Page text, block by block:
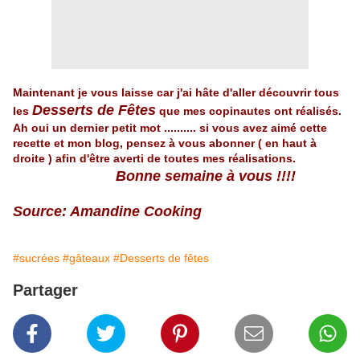
Maintenant je vous laisse car j'ai hâte d'aller découvrir tous
les Desserts de Fêtes que mes copinautes ont réalisés.
Ah oui un dernier petit mot .......... si vous avez aimé cette
recette et mon blog, pensez à vous abonner ( en haut à
droite ) afin d'être averti de toutes mes réalisations.
Bonne semaine à vous !!!!
Source: Amandine Cooking
#sucrées #gâteaux #Desserts de fêtes
Partager